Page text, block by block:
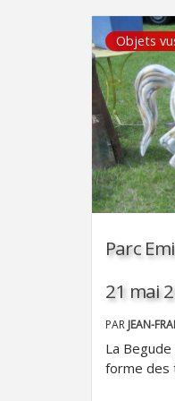
Objets
Parc
21 mai
PAR JEAN-
La
forme des